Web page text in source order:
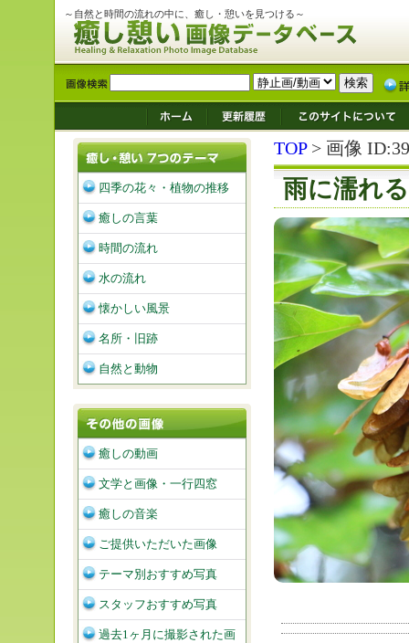
～自然と時間の流れの中に、癒し・憩いを見つける～
TOP> 画像
雨に濡れ
四季の花々・植物の推移
癒しの言葉
時間の流れ
水の流れ
懐かしい風景
名所・旧跡
自然と動物
癒しの動画
文学と画像・一行四窓
癒しの音楽
ご提供いただいた画像
テーマ別おすすめ写真
スタッフおすすめ写真
過去1ヶ月に撮影された画